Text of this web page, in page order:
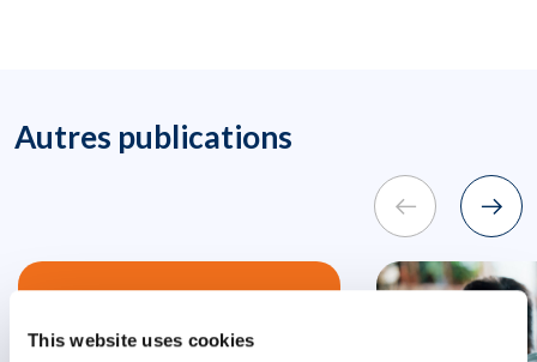
This website uses cookies
Autres publications